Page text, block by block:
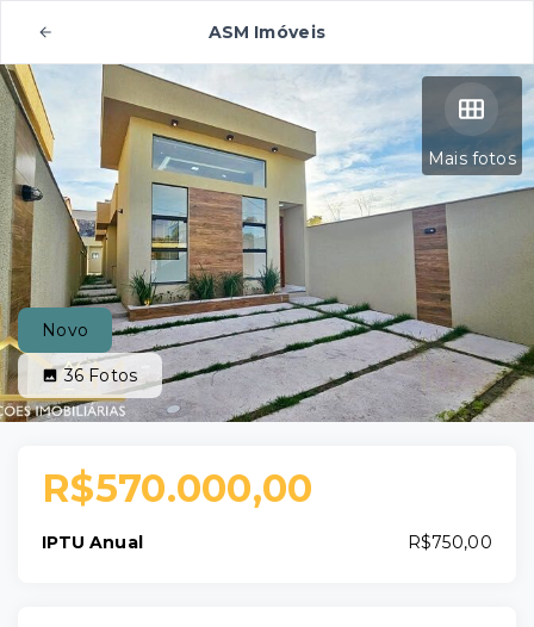
ASM Imóveis
Mais fotos
Novo
36 Fotos
R$570.000,00
IPTU Anual R$750,00